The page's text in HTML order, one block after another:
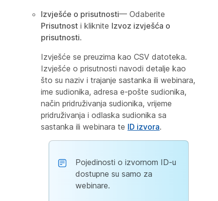
Izvješće o prisutnosti— Odaberite
Prisutnost i kliknite Izvoz izvješća o
prisutnosti.
Izvješće se preuzima kao CSV datoteka.
Izvješće o prisutnosti navodi detalje kao
što su naziv i trajanje sastanka ili webinara,
ime sudionika, adresa e-pošte sudionika,
način pridruživanja sudionika, vrijeme
pridruživanja i odlaska sudionika sa
sastanka ili webinara te ID izvora.
Pojedinosti o izvornom ID-u
dostupne su samo za
webinare.